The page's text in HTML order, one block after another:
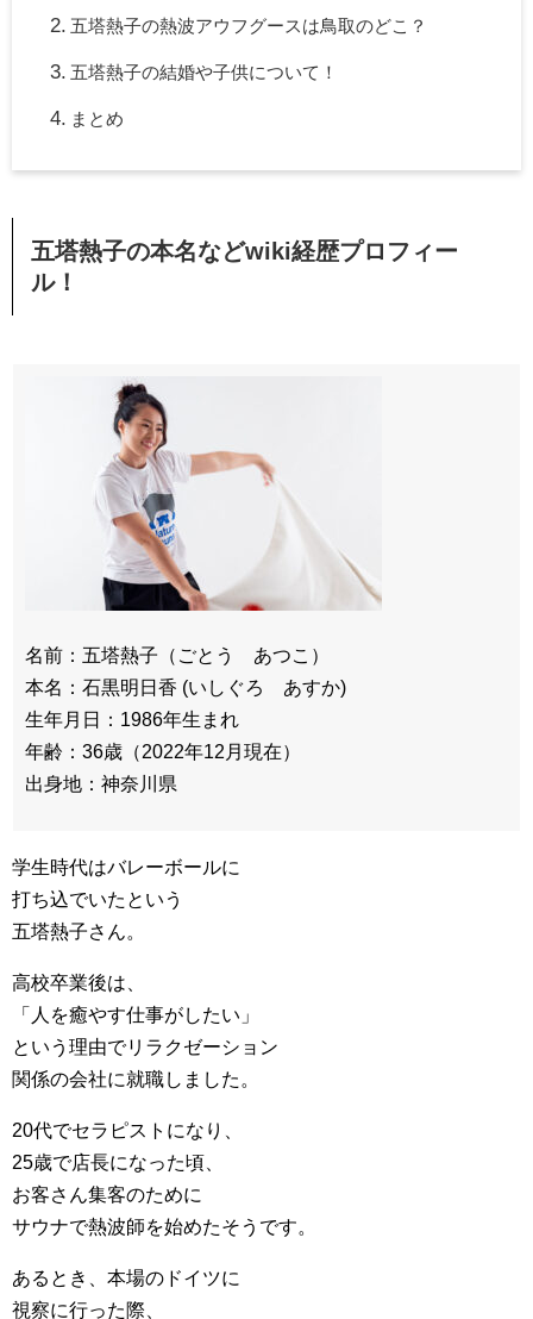
五塔熱子の熱波アウフグースは鳥取のどこ？
五塔熱子の結婚や子供について！
まとめ
五塔熱子の本名などwiki経歴プロフィー
ル！
名前：五塔熱子（ごとう あつこ）
本名：石黒明日香 (いしぐろ あすか)
生年月日：1986年生まれ
年齢：36歳（2022年12月現在）
出身地：神奈川県
学生時代はバレーボールに
打ち込でいたという
五塔熱子さん。
高校卒業後は、
「人を癒やす仕事がしたい」
という理由でリラクゼーション
関係の会社に就職しました。
20代でセラピストになり、
25歳で店長になった頃、
お客さん集客のために
サウナで熱波師を始めたそうです。
あるとき、本場のドイツに
視察に行った際、